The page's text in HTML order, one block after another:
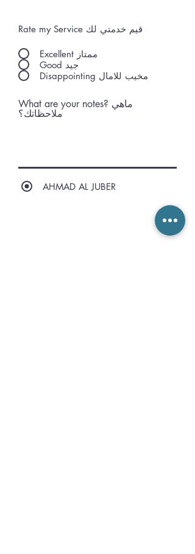
Rate my Service قيم خدمتي لك
Excellent ممتاز
Good جيد
Disappointing مخيب للامال
What are your notes? ماهي
ملاحظاتك؟
AHMAD AL JUBER